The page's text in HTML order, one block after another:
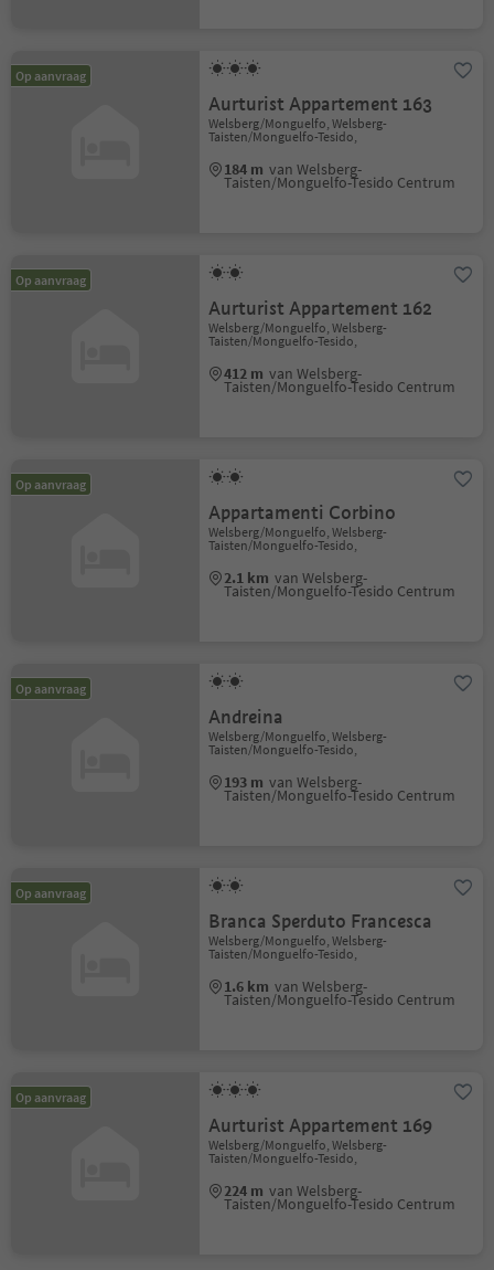
Op aanvraag
Aurturist Appartement 163
Welsberg/Monguelfo, Welsberg-
Taisten/Monguelfo-Tesido,
184 m van Welsberg-
Taisten/Monguelfo-Tesido Centrum
Op aanvraag
Aurturist Appartement 162
Welsberg/Monguelfo, Welsberg-
Taisten/Monguelfo-Tesido,
412 m van Welsberg-
Taisten/Monguelfo-Tesido Centrum
Op aanvraag
Appartamenti Corbino
Welsberg/Monguelfo, Welsberg-
Taisten/Monguelfo-Tesido,
2.1 km van Welsberg-
Taisten/Monguelfo-Tesido Centrum
Op aanvraag
Andreina
Welsberg/Monguelfo, Welsberg-
Taisten/Monguelfo-Tesido,
193 m van Welsberg-
Taisten/Monguelfo-Tesido Centrum
Op aanvraag
Branca Sperduto Francesca
Welsberg/Monguelfo, Welsberg-
Taisten/Monguelfo-Tesido,
1.6 km van Welsberg-
Taisten/Monguelfo-Tesido Centrum
Op aanvraag
Aurturist Appartement 169
Welsberg/Monguelfo, Welsberg-
Taisten/Monguelfo-Tesido,
224 m van Welsberg-
Taisten/Monguelfo-Tesido Centrum